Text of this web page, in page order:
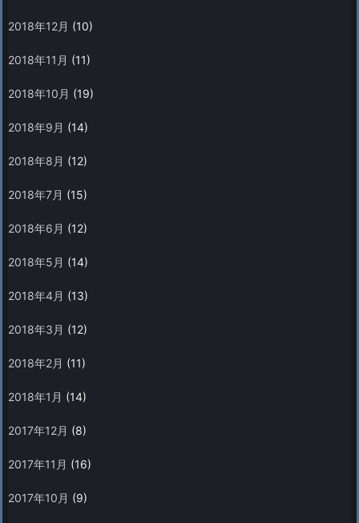
2018年12月 (10)
2018年11月 (11)
2018年10月 (19)
2018年9月 (14)
2018年8月 (12)
2018年7月 (15)
2018年6月 (12)
2018年5月 (14)
2018年4月 (13)
2018年3月 (12)
2018年2月 (11)
2018年1月 (14)
2017年12月 (8)
2017年11月 (16)
2017年10月 (9)